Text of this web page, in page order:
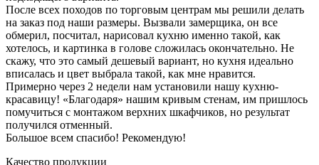
После всех походов по торговым центрам мы решили делать
на заказ под наши размеры. Вызвали замерщика, он все
обмерил, посчитал, нарисовал кухню именно такой, как
хотелось, и картинка в голове сложилась окончательно. Не
скажу, что это самый дешевый вариант, но кухня идеально
вписалась и цвет выбрала такой, как мне нравится.
Примерно через 2 недели нам установили нашу кухню-
красавицу! «Благодаря» нашим кривым стенам, им пришлось
помучиться с монтажом верхних шкафчиков, но результат
получился отменный.
Большое всем спасибо! Рекомендую!
Качество продукции